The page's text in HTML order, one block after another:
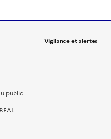
public
Vigilance et alertes